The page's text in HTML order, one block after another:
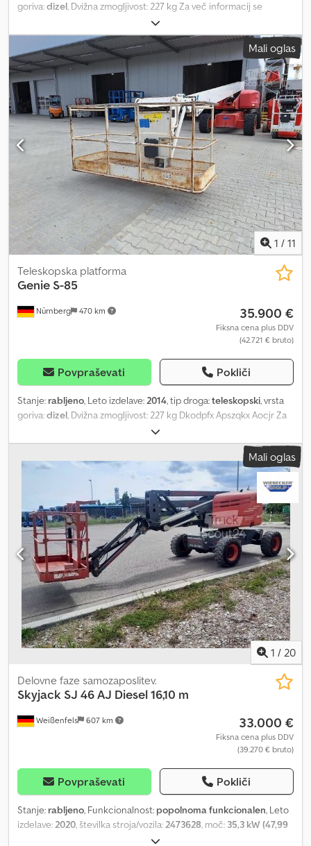
goriva:dizel, Dvižna zmogljivost: 227 kg Za več informacij se
obrnite na Center za rabljeno opremo. Dkedpfjzf Aanox Apcjr
Mali oglas
1 / 11
Nürnberg 470 km
Teleskopska platforma
Genie S-85
35.900 €
Fiksna cena plus DDV
(42.721 € bruto)
Povpraševati Pokliči
Stanje: rabljeno, Leto izdelave:2014, tip droga:teleskopski, vrsta
goriva:dizel, Dvižna zmogljivost: 227 kg Dkodpfx Apszqkx Aocjr Za
več informacij se obrnite na Center za rabljeno opremo.
Mali oglas
1 / 20
Weißenfels 607 km
Delovne faze samozaposlitev.
Skyjack SJ 46 AJ Diesel 16,10 m
33.000 €
Fiksna cena plus DDV
(39.270 € bruto)
Povpraševati Pokliči
Stanje: rabljeno, Funkcionalnost: popolnoma funkcionalen, Leto
izdelave:2020, številka stroja/vozila:2473628, moč: 35,3 kW (47,99
, tip droga:teleskopski